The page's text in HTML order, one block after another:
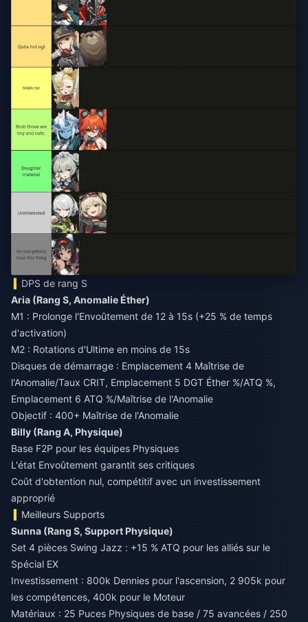
DPS de rang S
Aria (Rang S, Anomalie Éther)
M1 : Prolonge l'Envoûtement de 12 à 15s (+25 % de temps
d'activation)
M2 : Rotations d'Ultime en moins de 15s
Disques de démarrage : Emplacement 4 Maîtrise de
l'Anomalie/Taux CRIT, Emplacement 5 DGT Éther %/ATQ %,
Emplacement 6 ATQ %/Maîtrise de l'Anomalie
Objectif : 400+ Maîtrise de l'Anomalie
Billy (Rang A, Physique)
Base F2P pour les équipes Physiques
L'état Envoûtement garantit ses critiques
Coût d'obtention nul, compétitif avec un investissement
approprié
Meilleurs Supports
Sunna (Rang S, Support Physique)
Set 4 pièces Swing Jazz : +15 % ATQ pour les alliés sur le
Spécial EX
Investissement : 800k Dennies pour l'ascension, 2 905k pour
les compétences, 400k pour le Moteur
Matériaux : 25 Puces Physiques de base / 75 avancées / 250